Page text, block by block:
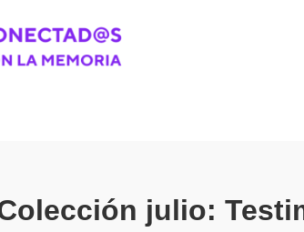
julio: